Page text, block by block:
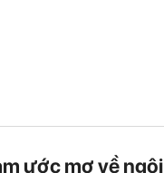
ước mơ về ngôi